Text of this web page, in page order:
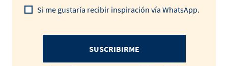
Si me gustaría recibir inspiración vía WhatsApp.
SUSCRIBIRME